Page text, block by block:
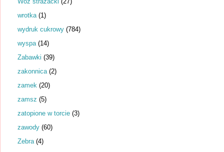
wrotka (1)
wydruk cukrowy (784)
wyspa (14)
Zabawki (39)
zakonnica (2)
zamek (20)
zamsz (5)
zatopione w torcie (3)
zawody (60)
Zebra (4)